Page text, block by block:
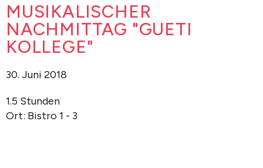
MUSIKALISCHER
NACHMITTAG "GUETI
KOLLEGE"
30. Juni 2018
1.5 Stunden
Ort: Bistro 1 - 3